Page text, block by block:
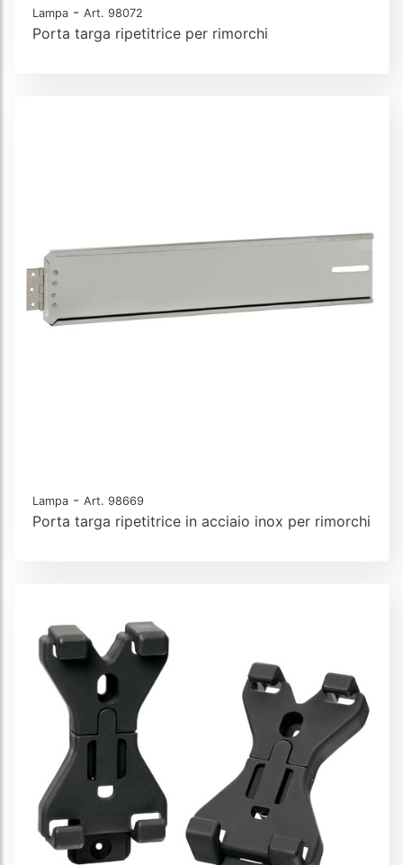
Lampa - Art. 98072
Porta targa ripetitrice per rimorchi
Lampa - Art. 98669
Porta targa ripetitrice in acciaio inox per rimorchi